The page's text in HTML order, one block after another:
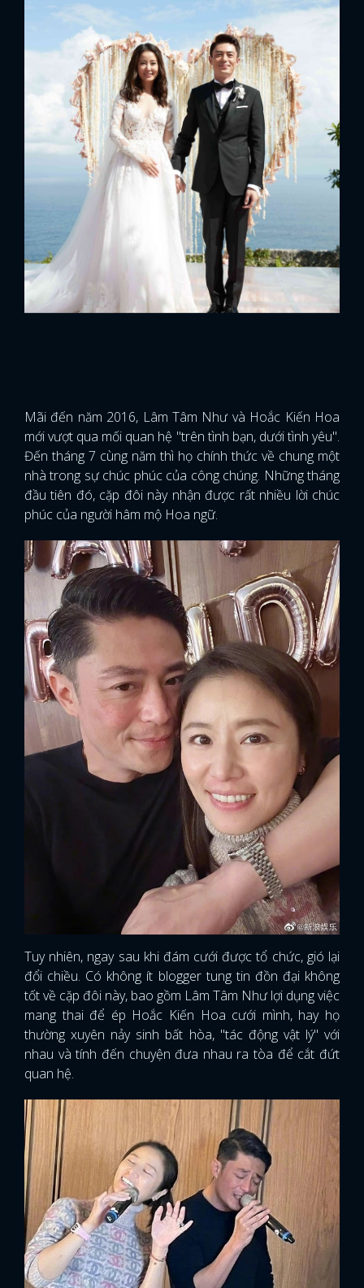
Mãi đến năm 2016, Lâm Tâm Như và Hoắc Kiến Hoa
mới vượt qua mối quan hệ "trên tình bạn, dưới tình yêu".
Đến tháng 7 cùng năm thì họ chính thức về chung một
nhà trong sự chúc phúc của công chúng. Những tháng
đầu tiên đó, cặp đôi này nhận được rất nhiều lời chúc
phúc của người hâm mộ Hoa ngữ.
Tuy nhiên, ngay sau khi đám cưới được tổ chức, gió lại
đổi chiều. Có không ít blogger tung tin đồn đại không
tốt về cặp đôi này, bao gồm Lâm Tâm Như lợi dụng việc
mang thai để ép Hoắc Kiến Hoa cưới mình, hay họ
thường xuyên nảy sinh bất hòa, "tác động vật lý" với
nhau và tính đến chuyện đưa nhau ra tòa để cắt đứt
quan hệ.